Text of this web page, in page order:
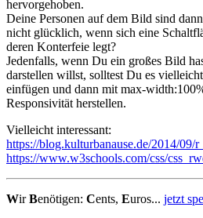
hervorgehoben.
Deine Personen auf dem Bild sind
nicht glücklich, wenn sich eine
deren Konterfeie legt?
Jedenfalls, wenn Du ein großes Bild
darstellen willst, solltest Du es
einfügen und dann mit max-
Responsivität herstellen.
Vielleicht interessant:
https://blog.kulturbanause.de/2014/
https://www.w3schools.com/css/
WirBenötigen: Cents, Euros... jetzt